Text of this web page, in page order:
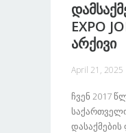
EXPO
Არქივი
April 21, 2025
Ჩვენ 2017
Დასაქმების